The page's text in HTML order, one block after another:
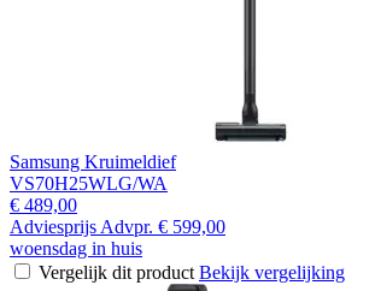
Samsung Kruimeldief
VS70H25WLG/WA
€ 489,00
Adviesprijs Advpr. € 599,00
woensdag in huis
Vergelijk dit product Bekijk vergelijking